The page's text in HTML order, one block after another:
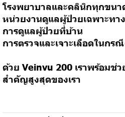
โรงพยาบาลและคลินิกทุกขนา
หน่วยงานดูแลผู้ป่วยเฉพาะทาง
การดูแลผู้ป่วยที่บ้าน
การตรวจและเจาะเลือดในกร
ด้วย Veinvu 200 เราพร้อมช่
สำคัญสูงสุดของเรา